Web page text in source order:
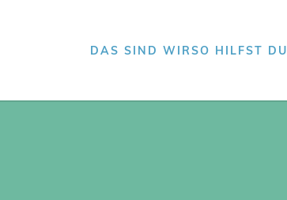
DAS SIND WIRSO HILFST DU